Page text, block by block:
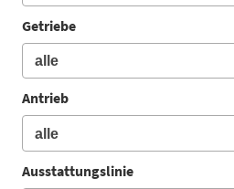
Getriebe
Antrieb
Ausstattungslinie